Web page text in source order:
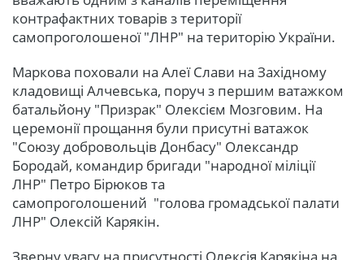
контрафактних товарів з території
самопроголошеної "ЛНР" на територію України.
Маркова поховали на Алеї Слави на Західному
кладовищі Алчевська, поруч з першим ватажком
батальйону "Призрак" Олексієм Мозговим. На
церемонії прощання були присутні ватажок
"Союзу добровольців Донбасу" Олександр
Бородай, командир бригади "народної міліції
ЛНР" Петро Бірюков та
самопроголошений "голова громадської палати
ЛНР" Олексій Карякін.